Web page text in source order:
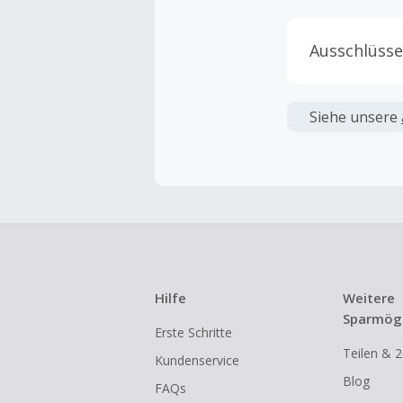
Ausschlüsse
verwendet
Händlern
gestartet
Siehe unsere
Hilfe
Erste Schritte
Kundenservice
FAQs
Weitere
Teilen &
Blog